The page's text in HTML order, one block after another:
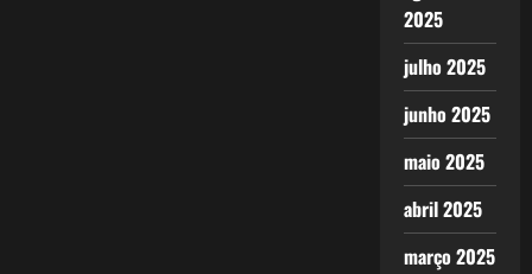
2025
julho 2025
junho 2025
maio 2025
abril 2025
março 2025